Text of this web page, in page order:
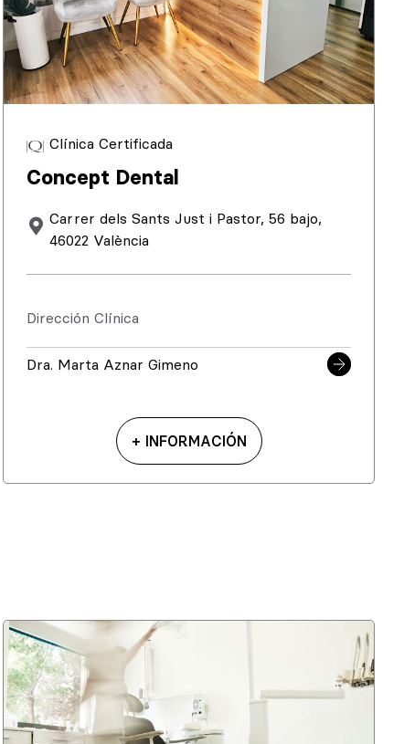
Clínica Certificada
Concept Dental
Carrer dels Sants Just i Pastor, 56 bajo,
46022 València
Dirección Clínica
Dra. Marta Aznar Gimeno
+ INFORMACIÓN